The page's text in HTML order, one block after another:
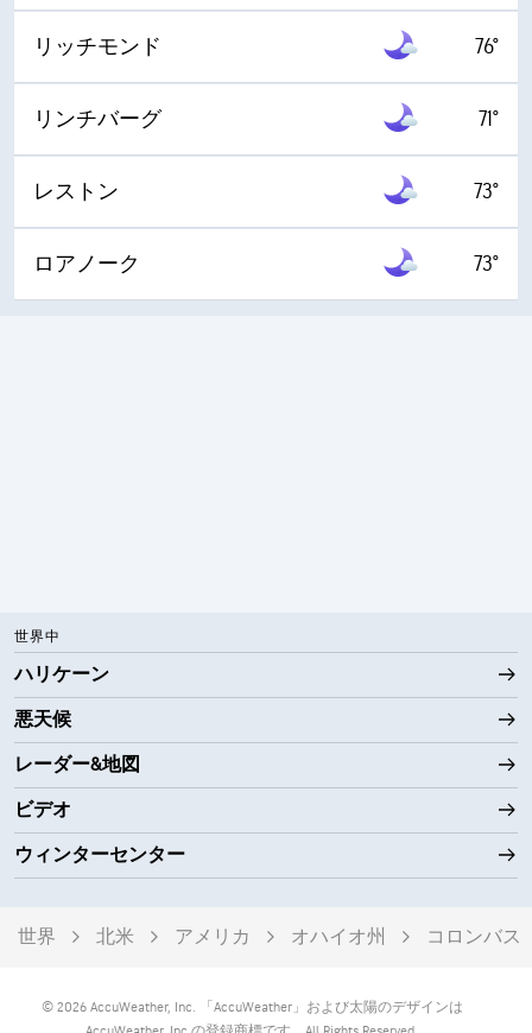
リッチモンド 76°
リンチバーグ 71°
レストン 73°
ロアノーク 73°
世界中
ハリケーン
悪天候
レーダー&地図
ビデオ
ウィンターセンター
世界 北米 アメリカ オハイオ州 コロンバス
© 2026 AccuWeather, Inc. 「AccuWeather」および太陽のデザインは